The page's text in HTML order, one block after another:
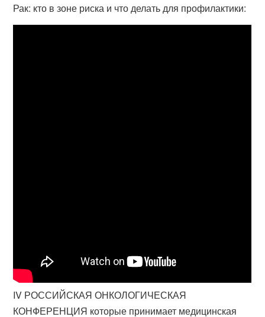
Рак: кто в зоне риска и что делать для профилактики:
IV РОССИЙСКАЯ ОНКОЛОГИЧЕСКАЯ
КОНФЕРЕНЦИЯ которые принимает медицинская